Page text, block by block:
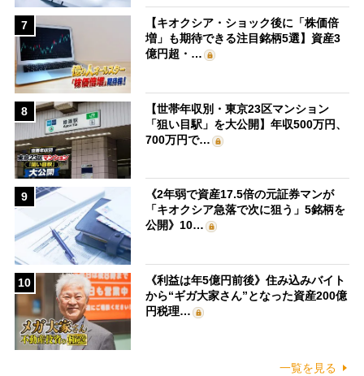
7
【キオクシア・ショック後に「株価倍
増」も期待できる注目銘柄5選】資産3
億円超・…
8
【世帯年収別・東京23区マンション
「狙い目駅」を大公開】年収500万円、
700万円で…
9
《2年弱で資産17.5倍の元証券マンが
「キオクシア急落で次に狙う」5銘柄を
公開》10…
10
《利益は年5億円前後》住み込みバイト
から“ギガ大家さん”となった資産200億
円税理…
一覧を見る